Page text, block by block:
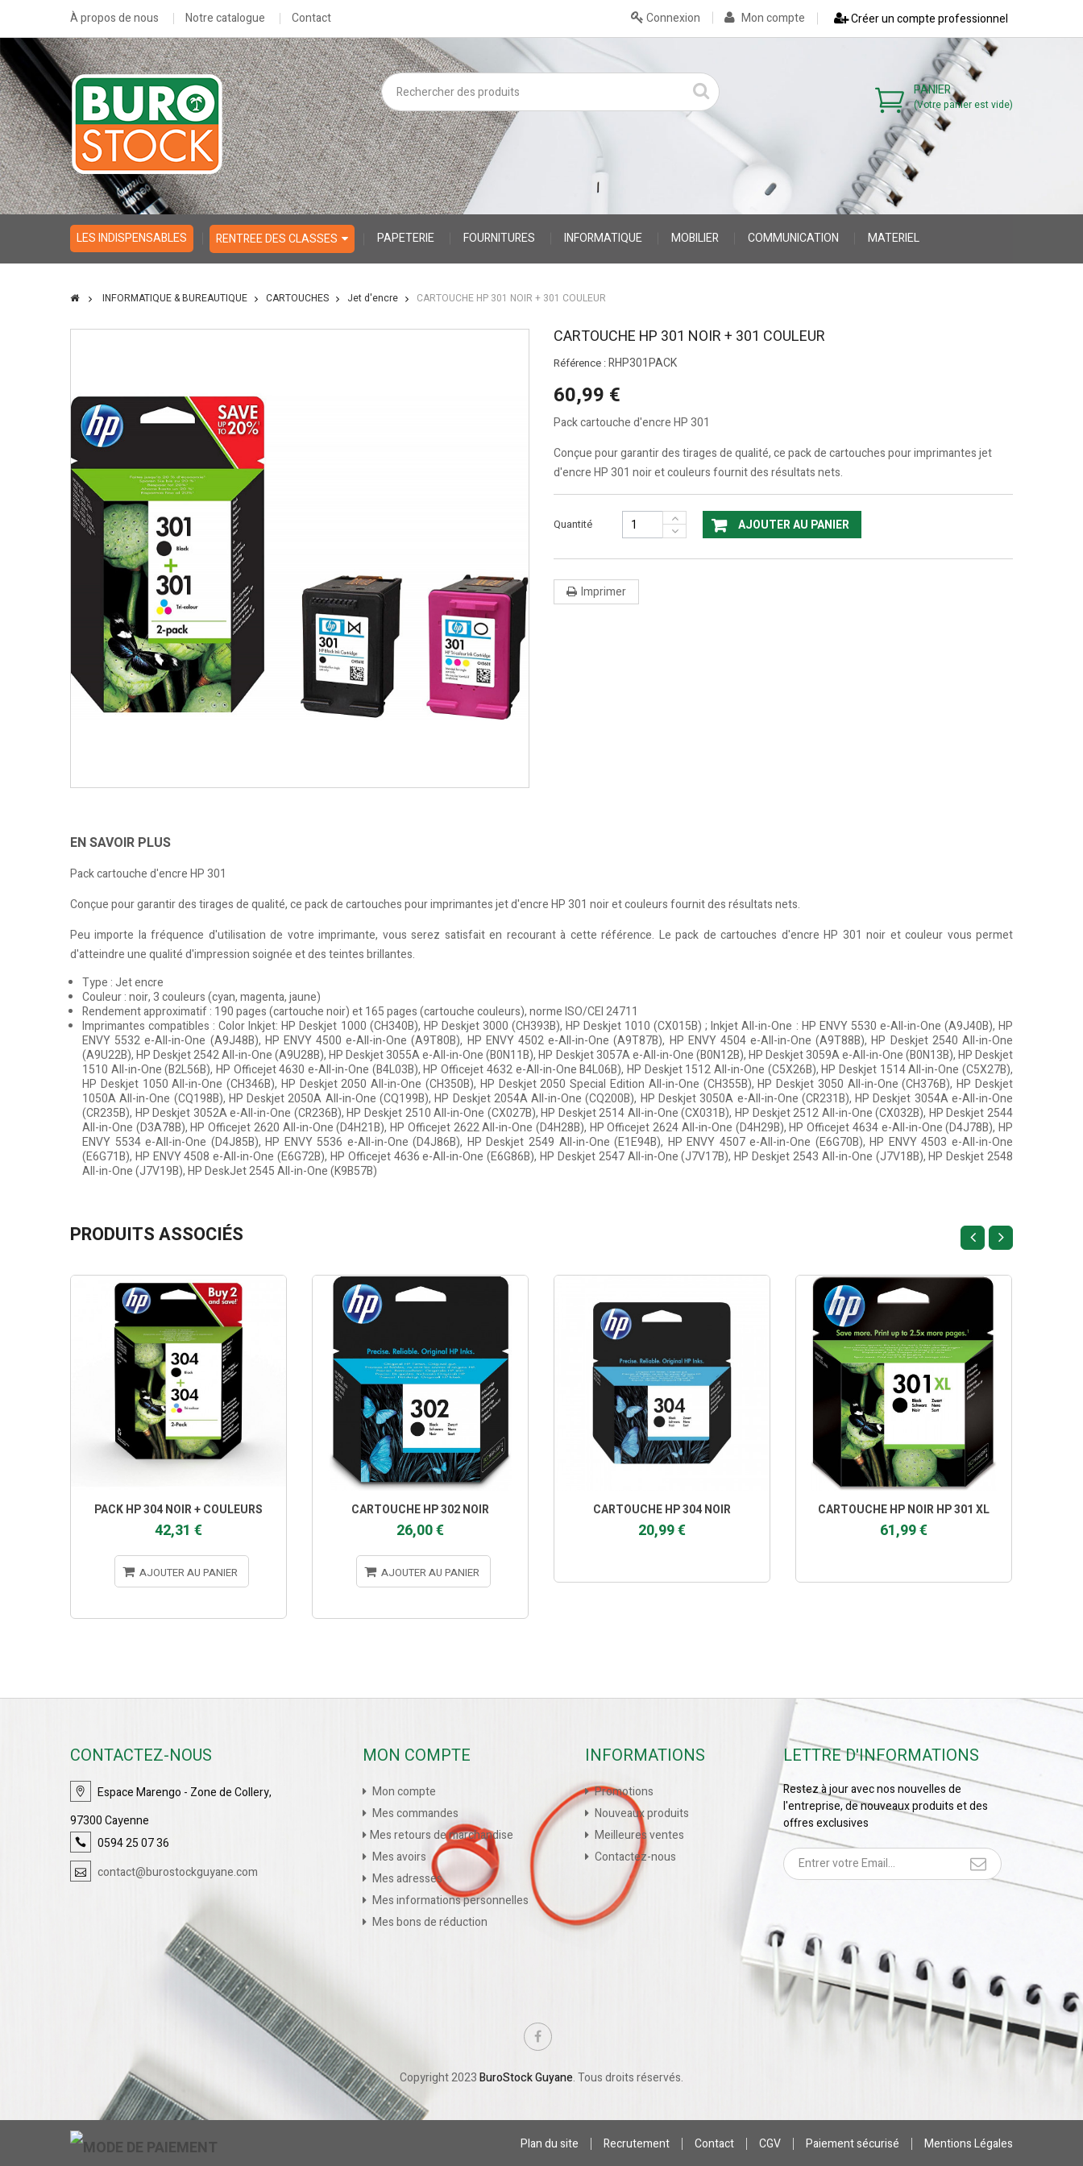
À propos de nous Notre catalogue Contact Créer un compte professionnel
Mon compte
Connexion
PANIER
(Votre panier est vide)
LES INDISPENSABLES RENTREE DES CLASSES PAPETERIE FOURNITURES INFORMATIQUE MOBILIER COMMUNICATION MATERIEL
INFORMATIQUE & BUREAUTIQUE CARTOUCHES Jet d'encre CARTOUCHE HP 301 NOIR + 301 COULEUR
CARTOUCHE HP 301 NOIR + 301 COULEUR
Référence :RHP301PACK
60,99 €
Pack cartouche d'encre HP 301
Conçue pour garantir des tirages de qualité, ce pack de cartouches pour imprimantes jet
d'encre HP 301 noir et couleurs fournit des résultats nets.
Quantité AJOUTER AU PANIER
Imprimer
EN SAVOIR PLUS
Pack cartouche d'encre HP 301
Conçue pour garantir des tirages de qualité, ce pack de cartouches pour imprimantes jet d'encre HP 301 noir et couleurs fournit des résultats nets.
Peu importe la fréquence d'utilisation de votre imprimante, vous serez satisfait en recourant à cette référence. Le pack de cartouches d'encre HP 301 noir et couleur vous permet
d'atteindre une qualité d'impression soignée et des teintes brillantes.
Type : Jet encre
Couleur : noir, 3 couleurs (cyan, magenta, jaune)
Rendement approximatif : 190 pages (cartouche noir) et 165 pages (cartouche couleurs), norme ISO/CEI 24711
Imprimantes compatibles : Color Inkjet: HP Deskjet 1000 (CH340B), HP Deskjet 3000 (CH393B), HP Deskjet 1010 (CX015B) ; Inkjet All-in-One : HP ENVY 5530 e-All-in-One (A9J40B), HP
ENVY 5532 e-All-in-One (A9J48B), HP ENVY 4500 e-All-in-One (A9T80B), HP ENVY 4502 e-All-in-One (A9T87B), HP ENVY 4504 e-All-in-One (A9T88B), HP Deskjet 2540 All-in-One
(A9U22B), HP Deskjet 2542 All-in-One (A9U28B), HP Deskjet 3055A e-All-in-One (B0N11B), HP Deskjet 3057A e-All-in-One (B0N12B), HP Deskjet 3059A e-All-in-One (B0N13B), HP Deskjet
1510 All-in-One (B2L56B), HP Officejet 4630 e-All-in-One (B4L03B), HP Officejet 4632 e-All-in-One B4L06B), HP Deskjet 1512 All-in-One (C5X26B), HP Deskjet 1514 All-in-One (C5X27B),
HP Deskjet 1050 All-in-One (CH346B), HP Deskjet 2050 All-in-One (CH350B), HP Deskjet 2050 Special Edition All-in-One (CH355B), HP Deskjet 3050 All-in-One (CH376B), HP Deskjet
1050A All-in-One (CQ198B), HP Deskjet 2050A All-in-One (CQ199B), HP Deskjet 2054A All-in-One (CQ200B), HP Deskjet 3050A e-All-in-One (CR231B), HP Deskjet 3054A e-All-in-One
(CR235B), HP Deskjet 3052A e-All-in-One (CR236B), HP Deskjet 2510 All-in-One (CX027B), HP Deskjet 2514 All-in-One (CX031B), HP Deskjet 2512 All-in-One (CX032B), HP Deskjet 2544
All-in-One (D3A78B), HP Officejet 2620 All-in-One (D4H21B), HP Officejet 2622 All-in-One (D4H28B), HP Officejet 2624 All-in-One (D4H29B), HP Officejet 4634 e-All-in-One (D4J78B), HP
ENVY 5534 e-All-in-One (D4J85B), HP ENVY 5536 e-All-in-One (D4J86B), HP Deskjet 2549 All-in-One (E1E94B), HP ENVY 4507 e-All-in-One (E6G70B), HP ENVY 4503 e-All-in-One
(E6G71B), HP ENVY 4508 e-All-in-One (E6G72B), HP Officejet 4636 e-All-in-One (E6G86B), HP Deskjet 2547 All-in-One (J7V17B), HP Deskjet 2543 All-in-One (J7V18B), HP Deskjet 2548
All-in-One (J7V19B), HP DeskJet 2545 All-in-One (K9B57B)
PRODUITS ASSOCIÉS
PACK HP 304 NOIR + COULEURS
42,31 €
AJOUTER AU PANIER
CARTOUCHE HP 302 NOIR
26,00 €
AJOUTER AU PANIER
CARTOUCHE HP 304 NOIR
20,99 €
CARTOUCHE HP NOIR HP 301 XL
61,99 €
CONTACTEZ-NOUS
Espace Marengo - Zone de Collery,
97300 Cayenne
0594 25 07 36
contact@burostockguyane.com
MON COMPTE
Mon compte
Mes commandes
Mes retours de marchandise
Mes avoirs
Mes adresses
Mes informations personnelles
Mes bons de réduction
INFORMATIONS
Promotions
Nouveaux produits
Meilleures ventes
Contactez-nous
LETTRE D'INFORMATIONS
Restez à jour avec nos nouvelles de
l'entreprise, de nouveaux produits et des
offres exclusives
Copyright 2023BuroStock Guyane. Tous droits réservés.
Plan du site Recrutement Contact CGV Paiement sécurisé Mentions Légales